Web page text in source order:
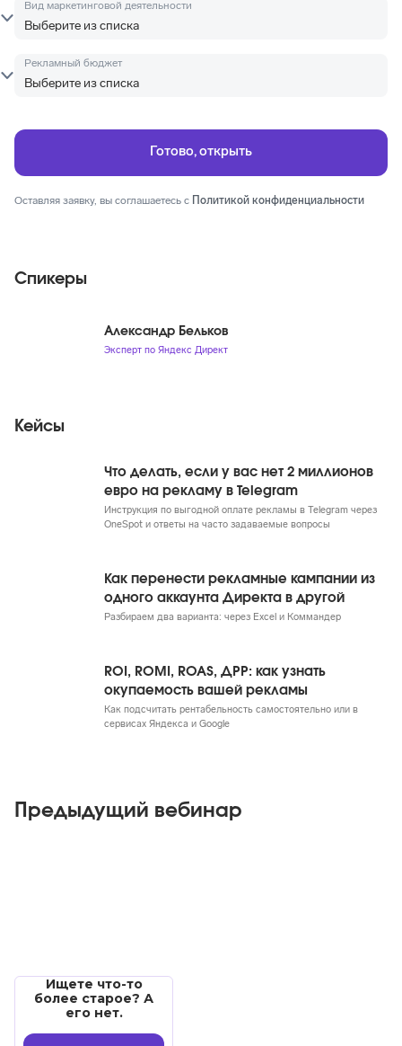
Вид маркетинговой деятельности
Рекламный бюджет
Оставляя заявку, вы соглашаетесь с Политикой конфиденциальности
Спикеры
Александр Бельков
Эксперт по Яндекс Директ
Кейсы
Что делать, если у вас нет 2 миллионов
евро на рекламу в Telegram
Инструкция по выгодной оплате рекламы в Telegram через
OneSpot и ответы на часто задаваемые вопросы
Как перенести рекламные кампании из
одного аккаунта Директа в другой
Разбираем два варианта: через Excel и Коммандер
ROI, ROMI, ROAS, ДРР: как узнать
окупаемость вашей рекламы
Как подсчитать рентабельность самостоятельно или в
сервисах Яндекса и Google
Предыдущий вебинар
Ищете что-то
более старое? А
его нет.